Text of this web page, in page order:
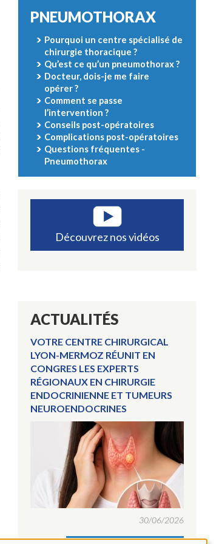
PNEUMOTHORAX
Pourquoi un centre spécialisé de
chirurgie thoracique ?
Qu’est ce qu’un pneumothorax ?
Docteur, dois-je me faire
opérer ?
Comment se passe
l’intervention ?
Conseils post-opératoires
Complications post-opératoires
Questions fréquentes -
Pneumothorax
Découvrez nos vidéos
ACTUALITÉS
VOTRE CENTRE CHIRURGICAL
LYON-MERMOZ RÉUNIT EN
CONGRES LES EXPERTS
RÉGIONAUX EN CHIRURGIE
ENDOCRINIENNE ET TUMEURS
NEUROENDOCRINES
30/06/2026